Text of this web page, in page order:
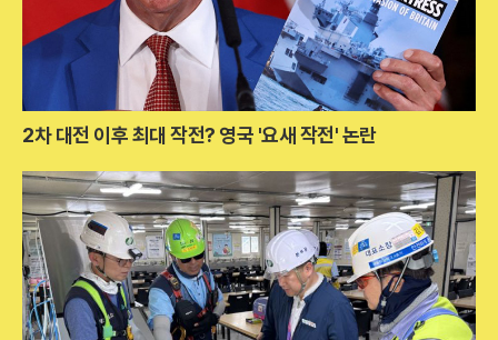
2차 대전 이후 최대 작전? 영국 '요새 작전' 논란